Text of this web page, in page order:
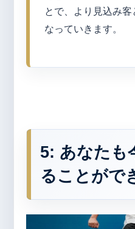
とで、より見込み客
なっていきます。
5: あなたも
ることがで